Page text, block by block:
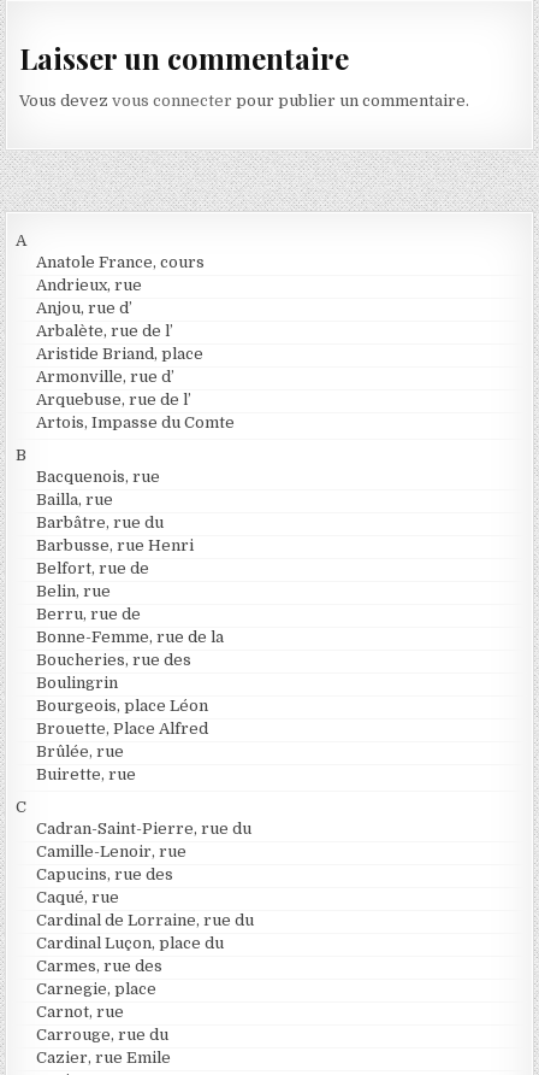
Laisser un commentaire
Vous devezvous connecter pour publier un commentaire.
A
Anatole France, cours
Andrieux, rue
Anjou, rue d’
Arbalète, rue de l’
Aristide Briand, place
Armonville, rue d’
Arquebuse, rue de l’
Artois, Impasse du Comte
B
Bacquenois, rue
Bailla, rue
Barbâtre, rue du
Barbusse, rue Henri
Belfort, rue de
Belin, rue
Berru, rue de
Bonne-Femme, rue de la
Boucheries, rue des
Boulingrin
Bourgeois, place Léon
Brouette, Place Alfred
Brûlée, rue
Buirette, rue
C
Cadran-Saint-Pierre, rue du
Camille-Lenoir, rue
Capucins, rue des
Caqué, rue
Cardinal de Lorraine, rue du
Cardinal Luçon, place du
Carmes, rue des
Carnegie, place
Carnot, rue
Carrouge, rue du
Cazier, rue Emile